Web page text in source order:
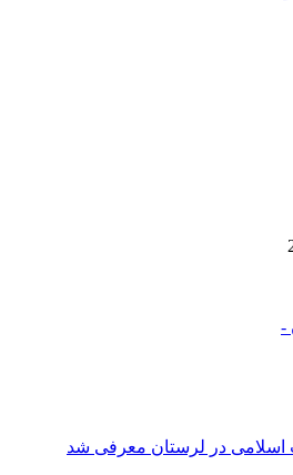
-
اسلامی در لرستان معرفی شد